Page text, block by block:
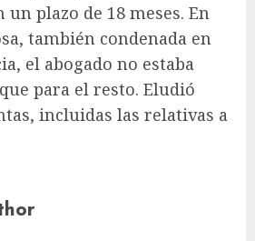
plazo de 18 meses. En
también condenada en
el abogado no estaba
para el resto. Eludió
incluidas las relativas a